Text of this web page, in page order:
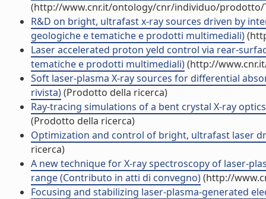
(http://www.cnr.it/ontology/cnr/individuo/prodotto/
R&D on bright, ultrafast x-ray sources driven by
geologiche e tematiche e prodotti multimediali)
Laser accelerated proton yeld control via rear-
tematiche e prodotti multimediali)(http://
Soft laser-plasma X-ray sources for differential
rivista)(Prodotto della ricerca)
Ray-tracing simulations of a bent crystal X-ray
(Prodotto della ricerca)
Optimization and control of bright, ultrafast laser
ricerca)
A new technique for X-ray spectroscopy of laser-
range (Contributo in atti di convegno)(http://
Focusing and stabilizing laser-plasma-generated